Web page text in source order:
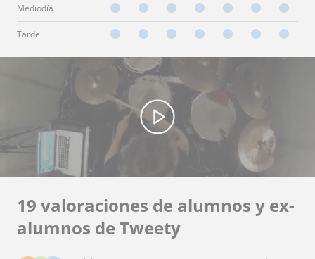
Mediodía
Tarde
19 valoraciones de alumnos y ex-
alumnos de Tweety